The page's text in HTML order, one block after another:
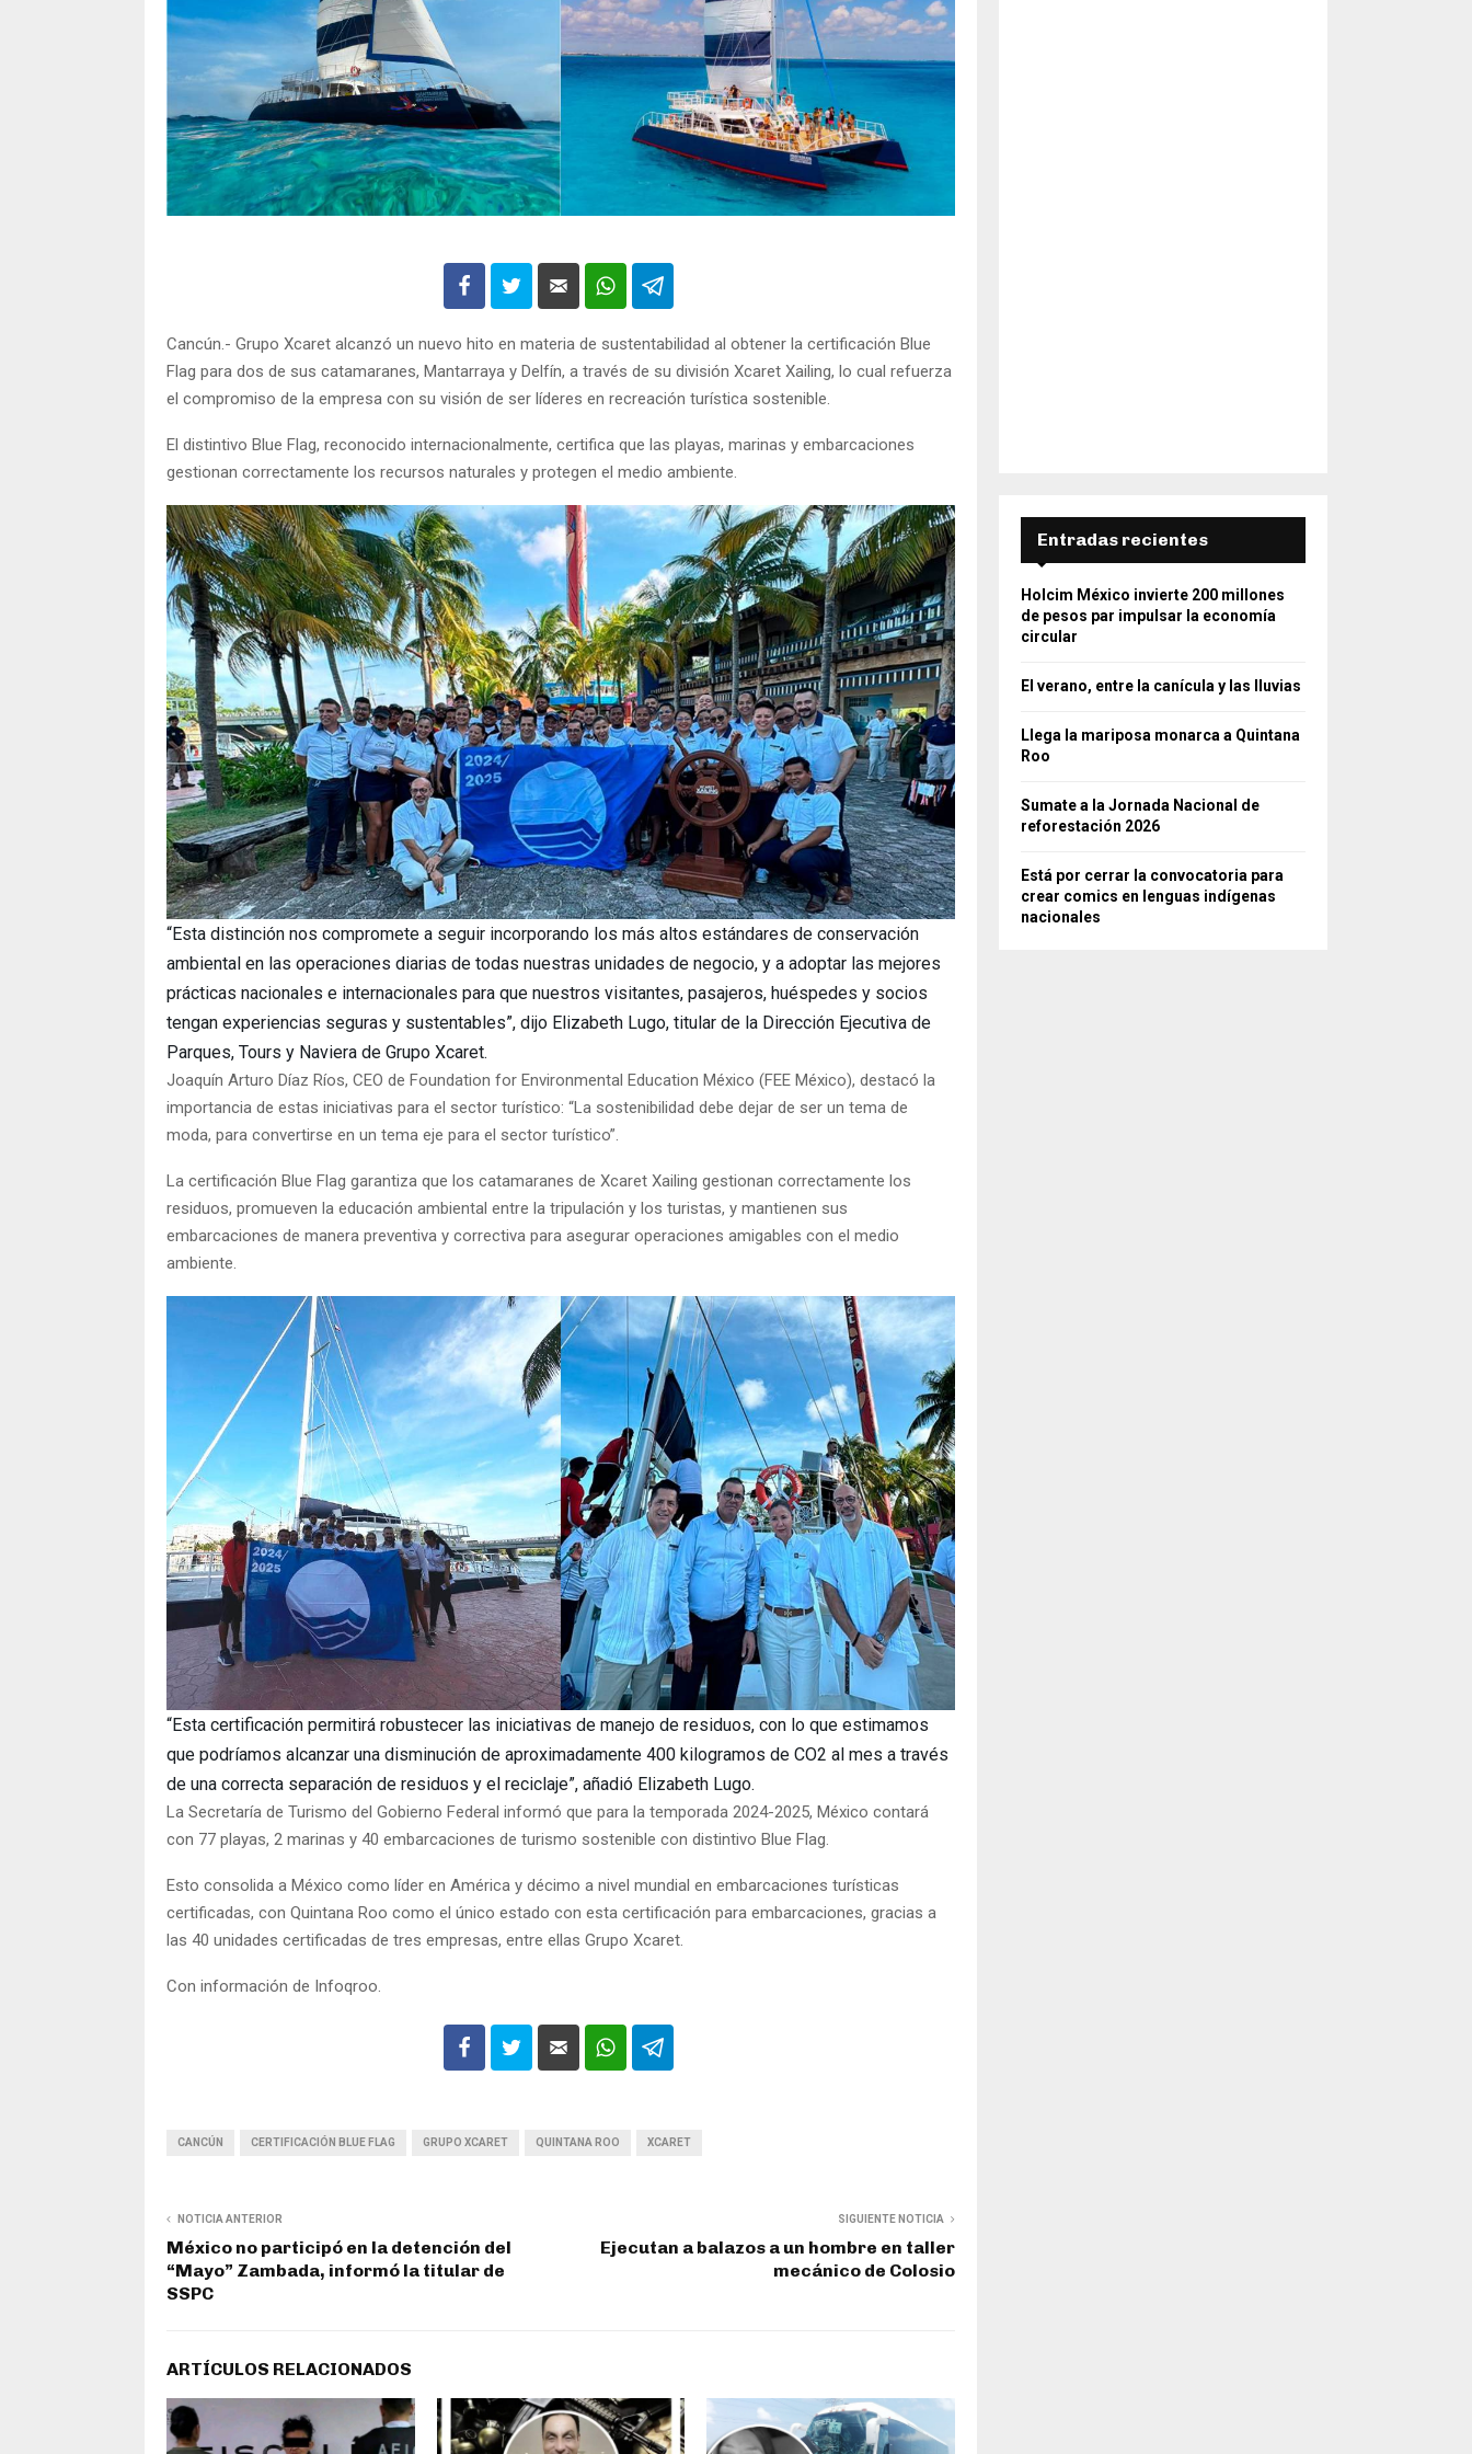
Cancún.- Grupo Xcaret alcanzó un nuevo hito en materia de sustentabilidad al obtener la certificación Blue
Flag para dos de sus catamaranes, Mantarraya y Delfín, a través de su división Xcaret Xailing, lo cual refuerza
el compromiso de la empresa con su visión de ser líderes en recreación turística sostenible.
El distintivo Blue Flag, reconocido internacionalmente, certifica que las playas, marinas y embarcaciones
gestionan correctamente los recursos naturales y protegen el medio ambiente.
“Esta distinción nos compromete a seguir incorporando los más altos estándares de conservación
ambiental en las operaciones diarias de todas nuestras unidades de negocio, y a adoptar las mejores
prácticas nacionales e internacionales para que nuestros visitantes, pasajeros, huéspedes y socios
tengan experiencias seguras y sustentables”, dijo Elizabeth Lugo, titular de la Dirección Ejecutiva de
Parques, Tours y Naviera de Grupo Xcaret.
Joaquín Arturo Díaz Ríos, CEO de Foundation for Environmental Education México (FEE México), destacó la
importancia de estas iniciativas para el sector turístico: “La sostenibilidad debe dejar de ser un tema de
moda, para convertirse en un tema eje para el sector turístico”.
La certificación Blue Flag garantiza que los catamaranes de Xcaret Xailing gestionan correctamente los
residuos, promueven la educación ambiental entre la tripulación y los turistas, y mantienen sus
embarcaciones de manera preventiva y correctiva para asegurar operaciones amigables con el medio
ambiente.
“Esta certificación permitirá robustecer las iniciativas de manejo de residuos, con lo que estimamos
que podríamos alcanzar una disminución de aproximadamente 400 kilogramos de CO2 al mes a través
de una correcta separación de residuos y el reciclaje”, añadió Elizabeth Lugo.
La Secretaría de Turismo del Gobierno Federal informó que para la temporada 2024-2025, México contará
con 77 playas, 2 marinas y 40 embarcaciones de turismo sostenible con distintivo Blue Flag.
Esto consolida a México como líder en América y décimo a nivel mundial en embarcaciones turísticas
certificadas, con Quintana Roo como el único estado con esta certificación para embarcaciones, gracias a
las 40 unidades certificadas de tres empresas, entre ellas Grupo Xcaret.
Con información de Infoqroo.
CANCÚN CERTIFICACIÓN BLUE FLAG GRUPO XCARET QUINTANA ROO XCARET
NOTICIA ANTERIOR
México no participó en la detención del
“Mayo” Zambada, informó la titular de
SSPC
SIGUIENTE NOTICIA
Ejecutan a balazos a un hombre en taller
mecánico de Colosio
ARTÍCULOS RELACIONADOS
Entradas recientes
Holcim México invierte 200 millones
de pesos par impulsar la economía
circular
El verano, entre la canícula y las lluvias
Llega la mariposa monarca a Quintana
Roo
Sumate a la Jornada Nacional de
reforestación 2026
Está por cerrar la convocatoria para
crear comics en lenguas indígenas
nacionales